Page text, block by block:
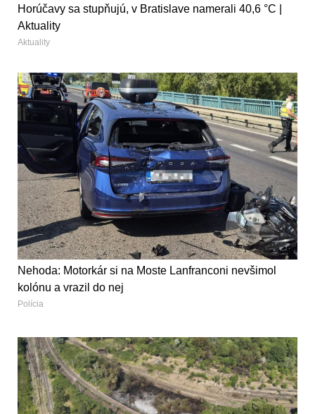
Horúčavy sa stupňujú, v Bratislave namerali 40,6 °C |
Aktuality
Aktuality
Nehoda: Motorkár si na Moste Lanfranconi nevšimol
kolónu a vrazil do nej
Polícia